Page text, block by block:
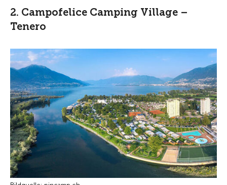
2. Campofelice Camping Village –
Tenero